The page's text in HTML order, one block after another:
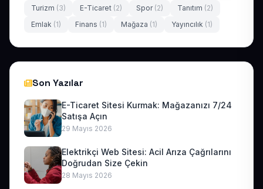
Turizm (3) E-Ticaret (2) Spor (2) Tanıtım (2)
Emlak (1) Finans (1) Mağaza (1) Yayıncılık (1)
Son Yazılar
E-Ticaret Sitesi Kurmak: Mağazanızı 7/24
Satışa Açın
29 Mayıs 2026
Elektrikçi Web Sitesi: Acil Arıza Çağrılarını
Doğrudan Size Çekin
28 Mayıs 2026